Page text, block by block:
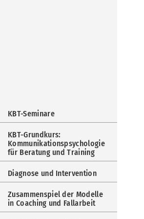
überspringen
KBT-Seminare
KBT-Grundkurs:
Kommunikationspsychologie
für Beratung und Training
Diagnose und Intervention
Zusammenspiel der Modelle
in Coaching und Fallarbeit